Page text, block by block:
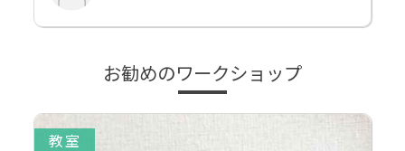
お勧めのワークショップ
教室